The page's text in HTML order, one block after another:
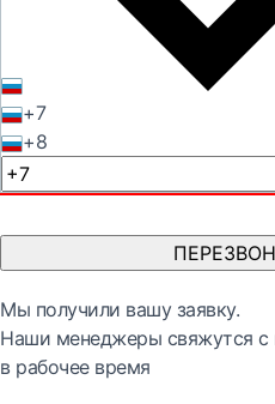
+7
+8
Мы получили вашу заявку.
Наши менеджеры свяжутся с
в рабочее время